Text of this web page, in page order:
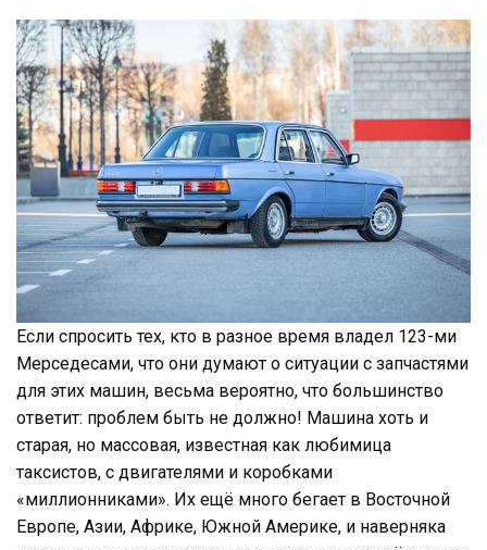
Если спросить тех, кто в разное время владел 123-ми
Мерседесами, что они думают о ситуации с запчастями
для этих машин, весьма вероятно, что большинство
ответит: проблем быть не должно! Машина хоть и
старая, но массовая, известная как любимица
таксистов, с двигателями и коробками
«миллионниками». Их ещё много бегает в Восточной
Европе, Азии, Африке, Южной Америке, и наверняка